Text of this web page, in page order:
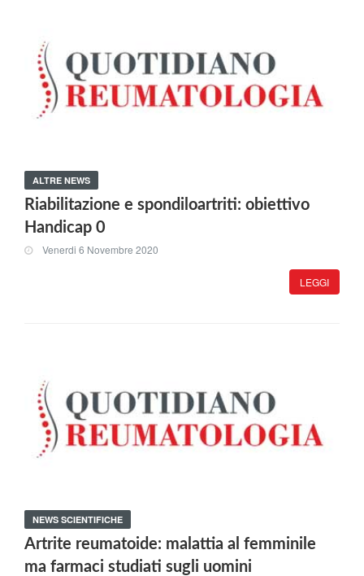
ALTRE NEWS
Riabilitazione e spondiloartriti: obiettivo
Handicap 0
Venerdi 6 Novembre 2020
LEGGI
NEWS SCIENTIFICHE
Artrite reumatoide: malattia al femminile
ma farmaci studiati sugli uomini